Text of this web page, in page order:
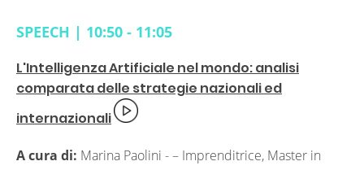
SPEECH | 10:50 - 11:05
L'Intelligenza Artificiale nel mondo: analisi
comparata delle strategie nazionali ed
internazionali
A cura di: Marina Paolini -– Imprenditrice, Master in